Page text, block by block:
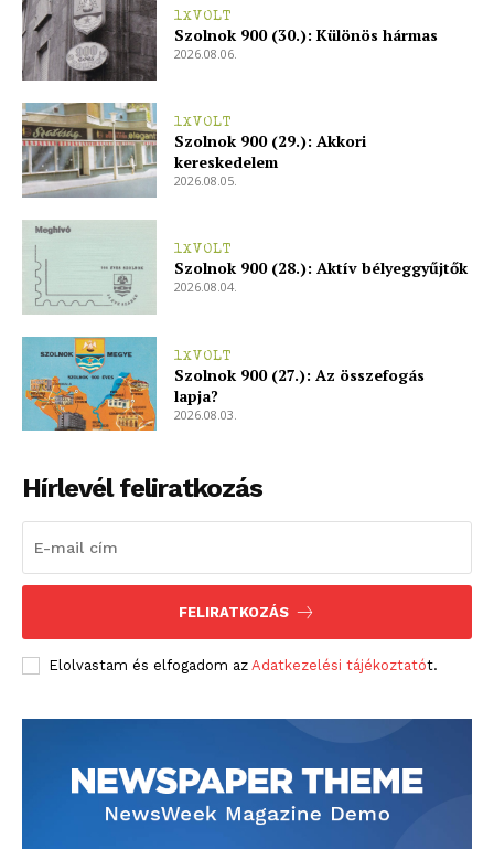
1XVOLT
Szolnok 900 (30.): Különös hármas
2026.08.06.
1XVOLT
Szolnok 900 (29.): Akkori
kereskedelem
2026.08.05.
1XVOLT
Szolnok 900 (28.): Aktív bélyeggyűjtők
2026.08.04.
1XVOLT
Szolnok 900 (27.): Az összefogás
lapja?
2026.08.03.
Hírlevél feliratkozás
FELIRATKOZÁS
Elolvastam és elfogadom az Adatkezelési tájékoztatót.